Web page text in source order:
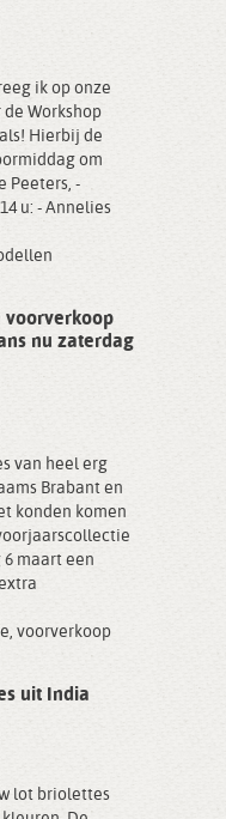
ik op onze
Workshop
Hierbij de
om
Peeters, -
u: - Annelies
voorverkoop
nu zaterdag
van heel erg
Brabant en
konden komen
maart een
, voorverkoop
uit India
lot briolettes